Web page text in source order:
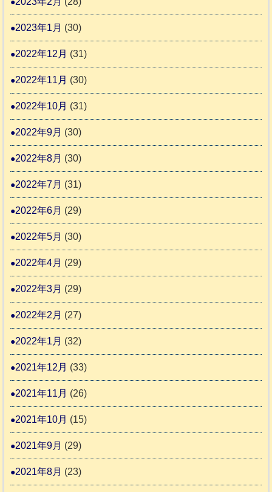
2023年1月 (30)
2022年12月 (31)
2022年11月 (30)
2022年10月 (31)
2022年9月 (30)
2022年8月 (30)
2022年7月 (31)
2022年6月 (29)
2022年5月 (30)
2022年4月 (29)
2022年3月 (29)
2022年2月 (27)
2022年1月 (32)
2021年12月 (33)
2021年11月 (26)
2021年10月 (15)
2021年9月 (29)
2021年8月 (23)